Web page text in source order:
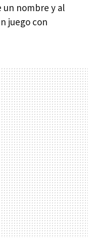
un nombre y al
juego con